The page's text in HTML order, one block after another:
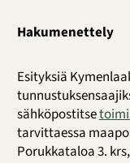
Hakumenettely
Esityksiä
sähköpostitse
tarvittaessa
Porukkataloa 3.